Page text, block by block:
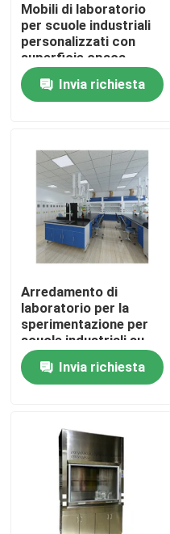
Casa
Contatti
Prodotti
Mobilia moderna del
Mobilia del laboratorio
Banco dell'isola del
Banco della parete
Cappuccio del vapore
Banco dell'equilibrio
Mobili di laboratorio
per scuole industriali
personalizzati con
superficie opaca
Invia richiesta
Arredamento di
laboratorio per la
sperimentazione per
scuole industriali su
misura
Invia richiesta